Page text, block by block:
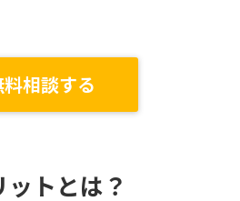
相談する
トとは？